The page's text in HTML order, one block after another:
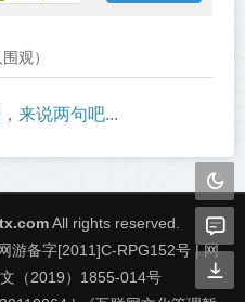
围观）
来说两句吧...
All rights reserved.
游备字[2011]C-RPG152号 | 网
（2019）1855-014号